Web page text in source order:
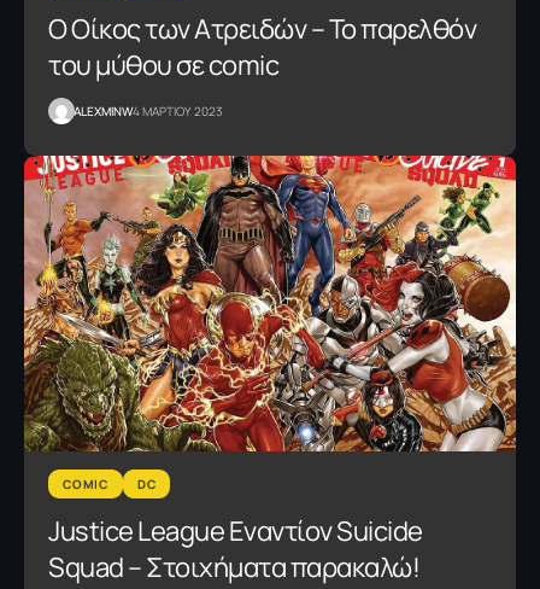
O Oίκος των Ατρειδών – Το παρελθόν
του μύθου σε comic
ALEXMINW4 ΜΑΡΤΙΟΥ 2023
COMIC DC
Justice League Εναντίον Suicide
Squad – Στοιχήματα παρακαλώ!